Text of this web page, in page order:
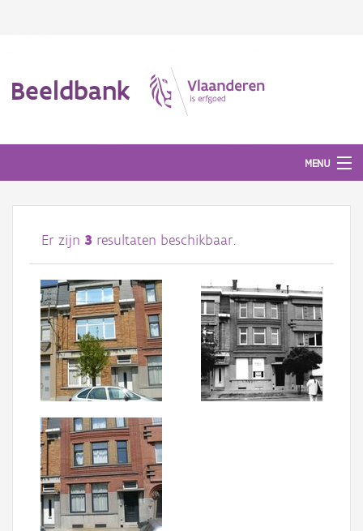
Beeldbank
MENU
Afbeeldingen
#BeeldIndeKijker
Hergebruik
Over ons
Aanmelden
Er zijn 3 resultaten beschikbaar.